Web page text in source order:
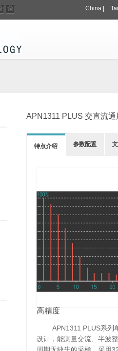
China
APN1311 PLUS 交直流
特点介绍 参数配置
高精度
APN1311 PLUS系列单
设计，能测量交流、半波
周期无缺失的采样。采用